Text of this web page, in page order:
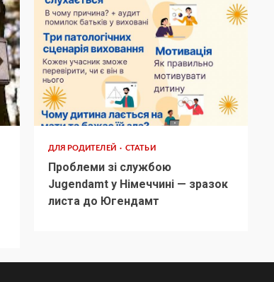
ДЛЯ РОДИТЕЛЕЙ СТАТЬИ
Проблеми зі службою
Jugendamt у Німеччині — зразок
листа до Югендамт